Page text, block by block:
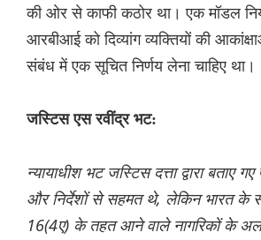
की ओर से काफी कठोर था। एक मॉडल
आरबीआई को दिव्यांग व्यक्तियों की
संबंध में एक सूचित निर्णय लेना चाहिए था।
जस्टिस एस रवींद्र भट:
न्यायाधीश भट जस्टिस दत्ता द्वारा बताए
और निर्देशों से सहमत थे, लेकिन भारत के
16(4ए) के तहत आने वाले नागरिकों के